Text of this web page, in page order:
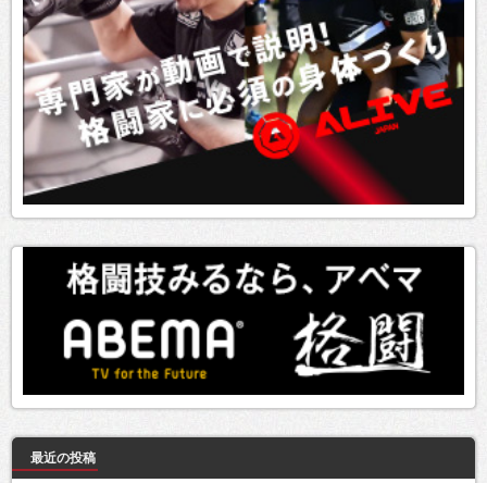
最近の投稿